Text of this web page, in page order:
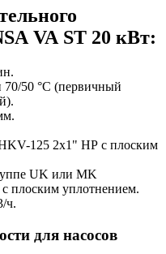
VA ST 20 кВт:
50 °C (первичный
125 2х1" НР с плоским
UK или MK
плоским уплотнением.
ч.
для насосов